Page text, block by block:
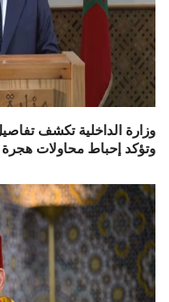
وزارة الداخلية تكشف
وتؤكد إحباط محاولات